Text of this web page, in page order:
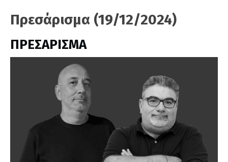
Πρεσάρισμα (19/12/2024)
ΠΡΕΣΑΡΙΣΜΑ